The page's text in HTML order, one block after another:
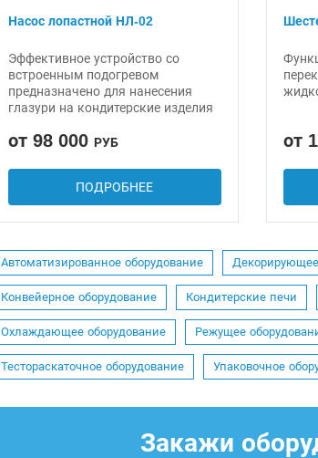
Насос лопастной НЛ-02
Эффективное устройство со
встроенным подогревом
предназначено для нанесения
глазури на кондитерские изделия
от 98 000 РУБ
ПОДРОБНЕЕ
от
Автоматизированное оборудование
Конвейерное оборудование Кондитерские печи
Охлаждающее оборудование Режущее
Тестораскаточное оборудование Упаковочное
Закажи